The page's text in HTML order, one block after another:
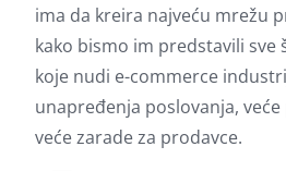
ima da kreira najveću mrežu
kako bismo im predstavili sve
koje nudi e-commerce
unapređenja poslovanja,
veće zarade za prodavce.